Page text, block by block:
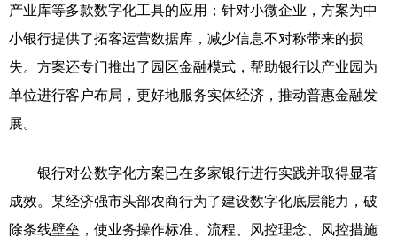
产业库等多款数字化工具的应用；针对小微企业，方案为中
小银行提供了拓客运营数据库，减少信息不对称带来的损
失。方案还专门推出了园区金融模式，帮助银行以产业园为
单位进行客户布局，更好地服务实体经济，推动普惠金融发
展。
银行对公数字化方案已在多家银行进行实践并取得显著
成效。某经济强市头部农商行为了建设数字化底层能力，破
除条线壁垒，使业务操作标准、流程、风控理念、风控措施